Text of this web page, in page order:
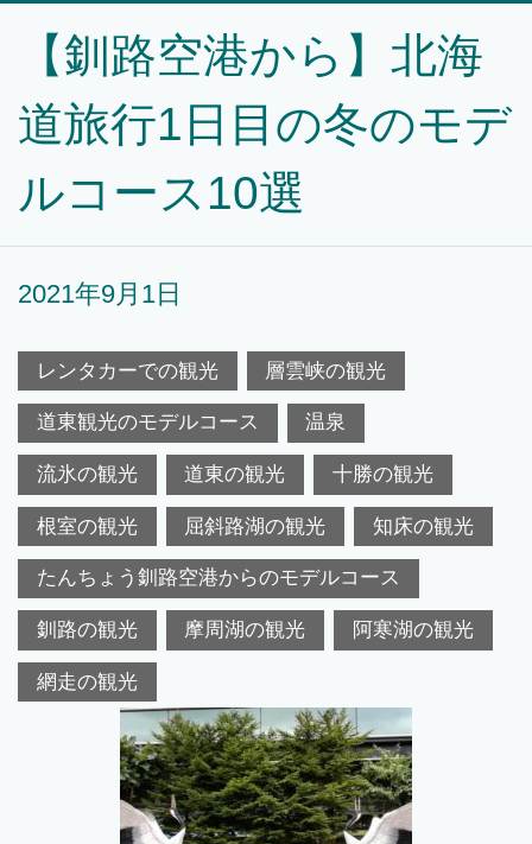
【釧路空港から】北海
道旅行1日目の冬のモデ
ルコース10選
2021年9月1日
レンタカーでの観光 層雲峡の観光
道東観光のモデルコース 温泉
流氷の観光 道東の観光 十勝の観光
根室の観光 屈斜路湖の観光 知床の観光
たんちょう釧路空港からのモデルコース
釧路の観光 摩周湖の観光 阿寒湖の観光
網走の観光